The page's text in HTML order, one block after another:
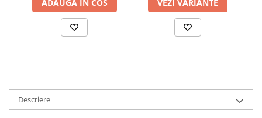
ADAUGA IN COS VEZI VARIANTE
Descriere